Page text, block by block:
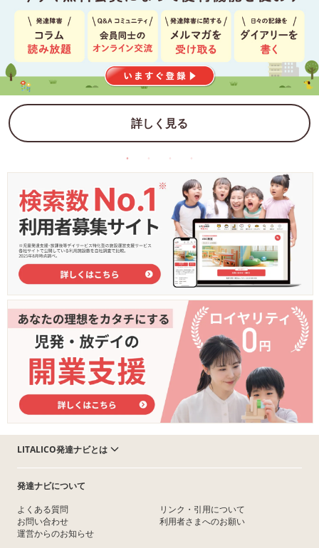
詳しく見る
LITALICO発達ナビとは
発達ナビについて
よくある質問
お問い合わせ
運営からのお知らせ
リンク・引用について
利用者さまへのお願い